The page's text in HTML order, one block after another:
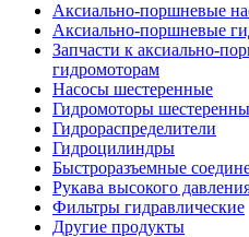
Аксиально-поршневые
Аксиально-поршневые
Запчасти к аксиально-
гидромоторам
Насосы шестеренные
Гидромоторы
Гидрораспределители
Гидроцилиндры
Быстроразъемные
Рукава высокого
Фильтры гидравлические
Другие продукты